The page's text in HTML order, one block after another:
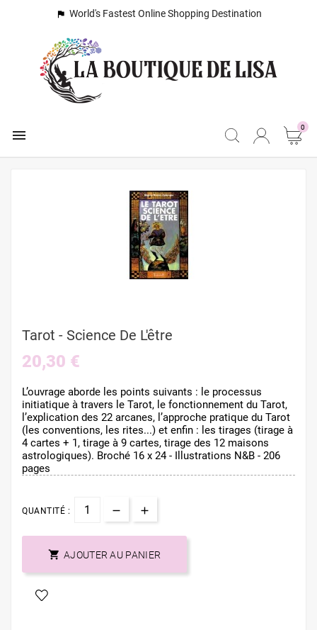
 World's Fastest Online Shopping Destination
 0
Tarot - Science De L'être
20,30 €
L’ouvrage aborde les points suivants : le processus
initiatique à travers le Tarot, le fonctionnement du Tarot,
l’explication des 22 arcanes, l’approche pratique du Tarot
(les conventions, les rites...) et enfin : les tirages (tirage à
4 cartes + 1, tirage à 9 cartes, tirage des 12 maisons
astrologiques). Broché 16 x 24 - Illustrations N&B - 206
pages
QUANTITÉ :
 AJOUTER AU PANIER